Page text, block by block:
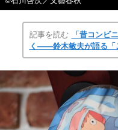
記事を読む
「昔コンビ
く――鈴木敏夫が語る「